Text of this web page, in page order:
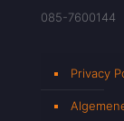
085-7600144
Privacy